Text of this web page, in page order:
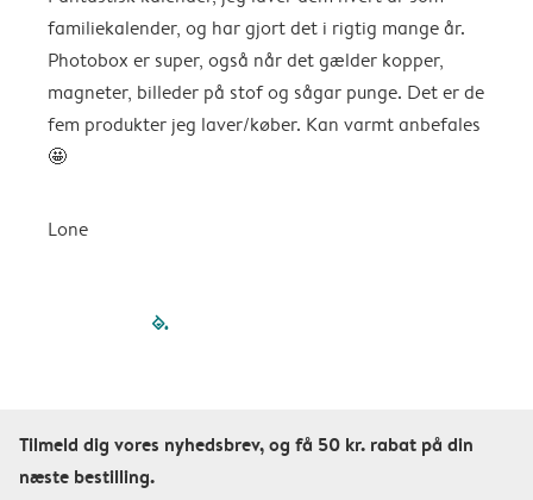
familiekalender, og har gjort det i rigtig mange år.
Photobox er super, også når det gælder kopper,
magneter, billeder på stof og sågar punge. Det er de
fem produkter jeg laver/køber. Kan varmt anbefales
🤩
Lone
filled-pagination
Tilmeld dig vores nyhedsbrev, og få 50 kr. rabat på din
næste bestilling.